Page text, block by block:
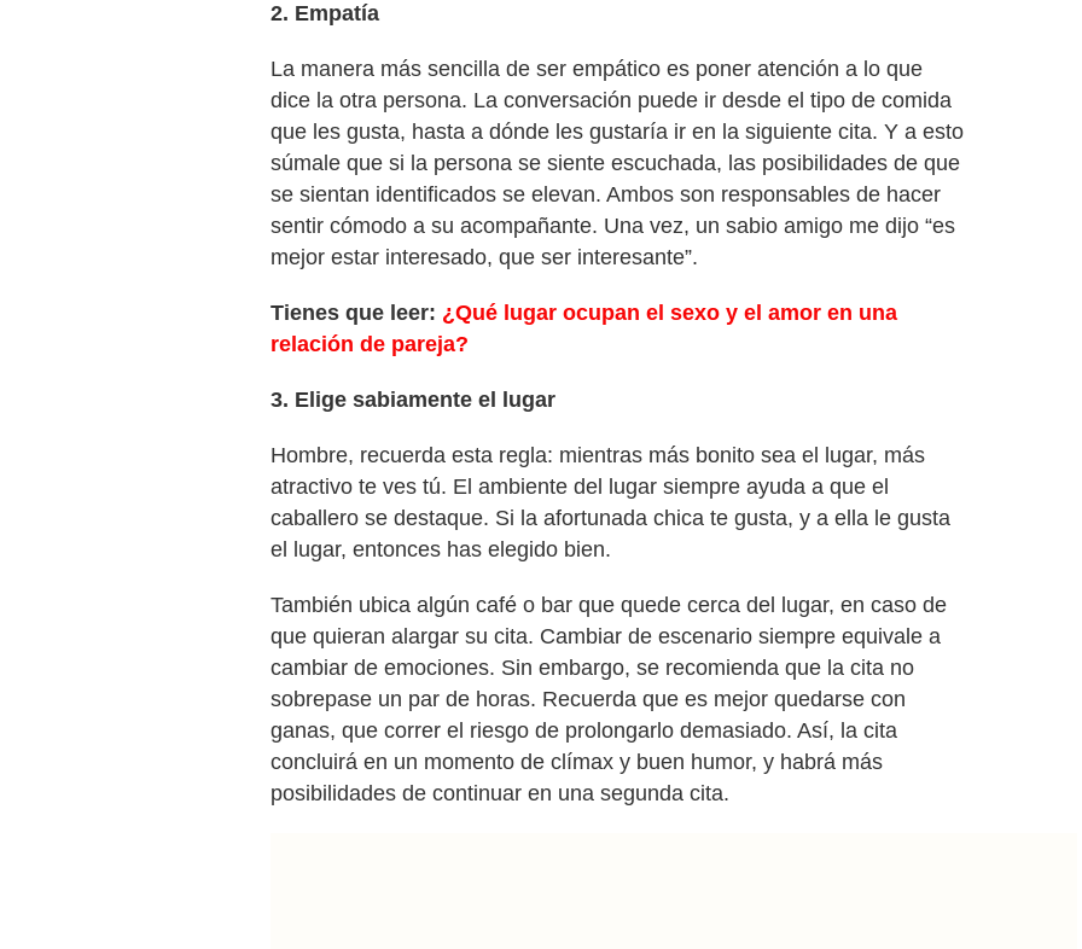
2. Empatía
La manera más sencilla de ser empático es poner atención a lo que
dice la otra persona. La conversación puede ir desde el tipo de comida
que les gusta, hasta a dónde les gustaría ir en la siguiente cita. Y a esto
súmale que si la persona se siente escuchada, las posibilidades de que
se sientan identificados se elevan. Ambos son responsables de hacer
sentir cómodo a su acompañante. Una vez, un sabio amigo me dijo “es
mejor estar interesado, que ser interesante”.
Tienes que leer: ¿Qué lugar ocupan el sexo y el amor en una
relación de pareja?
3. Elige sabiamente el lugar
Hombre, recuerda esta regla: mientras más bonito sea el lugar, más
atractivo te ves tú. El ambiente del lugar siempre ayuda a que el
caballero se destaque. Si la afortunada chica te gusta, y a ella le gusta
el lugar, entonces has elegido bien.
También ubica algún café o bar que quede cerca del lugar, en caso de
que quieran alargar su cita. Cambiar de escenario siempre equivale a
cambiar de emociones. Sin embargo, se recomienda que la cita no
sobrepase un par de horas. Recuerda que es mejor quedarse con
ganas, que correr el riesgo de prolongarlo demasiado. Así, la cita
concluirá en un momento de clímax y buen humor, y habrá más
posibilidades de continuar en una segunda cita.